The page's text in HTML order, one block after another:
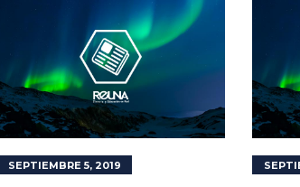
SEPTIEMBRE 5, 2019